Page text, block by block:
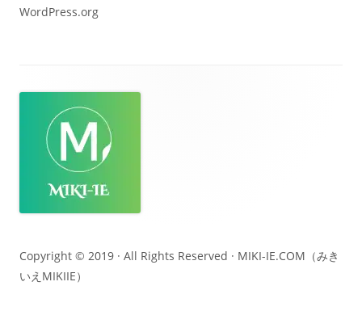
WordPress.org
テ
ン
Copyright © 2019 · All Rights Reserved · MIKI-IE.COM（みき
いえMIKIIE）